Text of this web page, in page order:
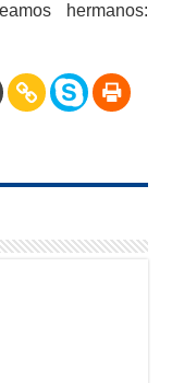
hermanos: